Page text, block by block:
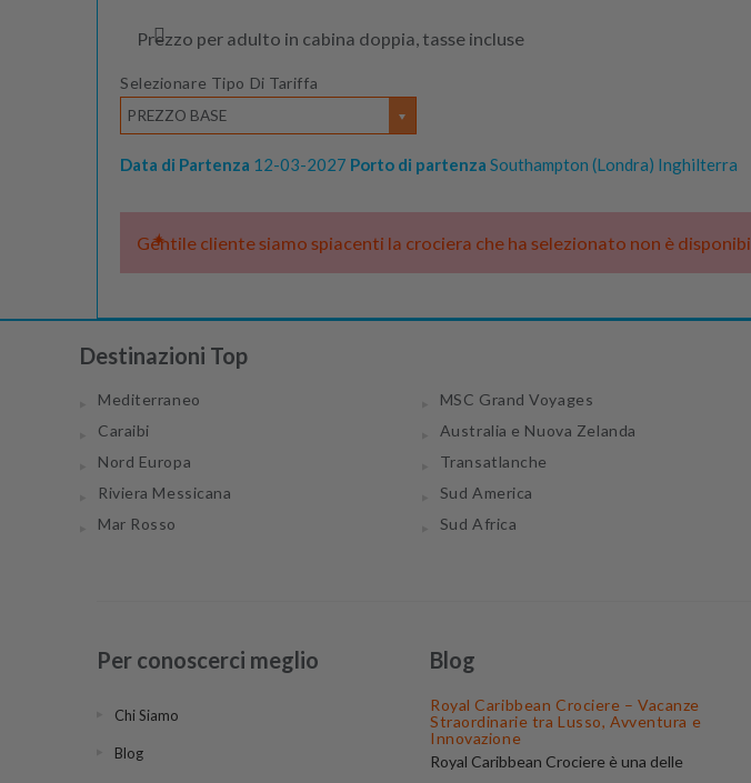
Prezzo per adulto in cabina doppia, tasse incluse
Selezionare Tipo Di Tariffa
PREZZO BASE
Data di Partenza 12-03-2027 Porto di partenza Southampton (Londra) Inghilterra
Gentile cliente siamo spiacenti la crociera che ha selezionato non è
Destinazioni Top
Mediterraneo
Caraibi
Nord Europa
Riviera Messicana
Mar Rosso
MSC Grand Voyages
Australia e Nuova Zelanda
Transatlanche
Sud America
Sud Africa
Per conoscerci meglio
Chi Siamo
Blog
Blog
Royal Caribbean Crociere – Vacanze
Straordinarie tra Lusso, Avventura e
Innovazione
Royal Caribbean Crociere è una delle